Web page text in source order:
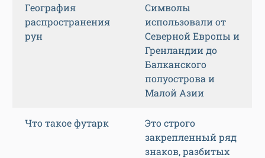
География
распространения
рун
Символы
использовали от
Северной Европы и
Гренландии до
Балканского
полуострова и
Малой Азии
Что такое футарк
Это строго
закрепленный ряд
знаков, разбитых